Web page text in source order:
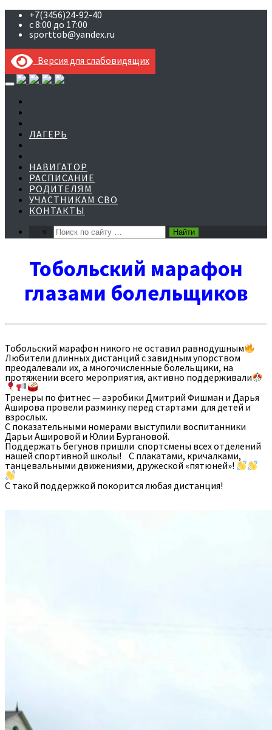
+7(3456)24-92-40
с 8:00 до 17:00
sporttob@yandex.ru
Версия для слабовидящих
Skip
to
content
ЛАГЕРЬ
НАВИГАТОР
РАСПИСАНИЕ
РОДИТЕЛЯМ
УЧАСТНИКАМ СВО
КОНТАКТЫ
Тобольский марафон
глазами болельщиков
Тобольский марафон никого не оставил равнодушным
Любители длинных дистанций с завидным упорством
преодалевали их, а многочисленные болельщики, на
протяжении всего мероприятия, активно поддерживали
Тренеры по фитнес — аэробики Дмитрий Фишман и Дарья
Аширова провели разминку перед стартами для детей и
взрослых.
С показательными номерами выступили воспитанники
Дарьи Ашировой и Юлии Бургановой.
Поддержать бегунов пришли спортсмены всех отделений
нашей спортивной школы! С плакатами, кричалками,
танцевальными движениями, дружеской «пятюней»!
С такой поддержкой покорится любая дистанция!